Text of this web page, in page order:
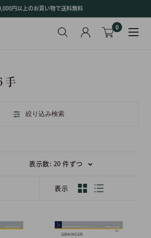
円以上のお買い物で送料無料
0
手
絞り込み検索
表示数: 20 件ずつ
表示